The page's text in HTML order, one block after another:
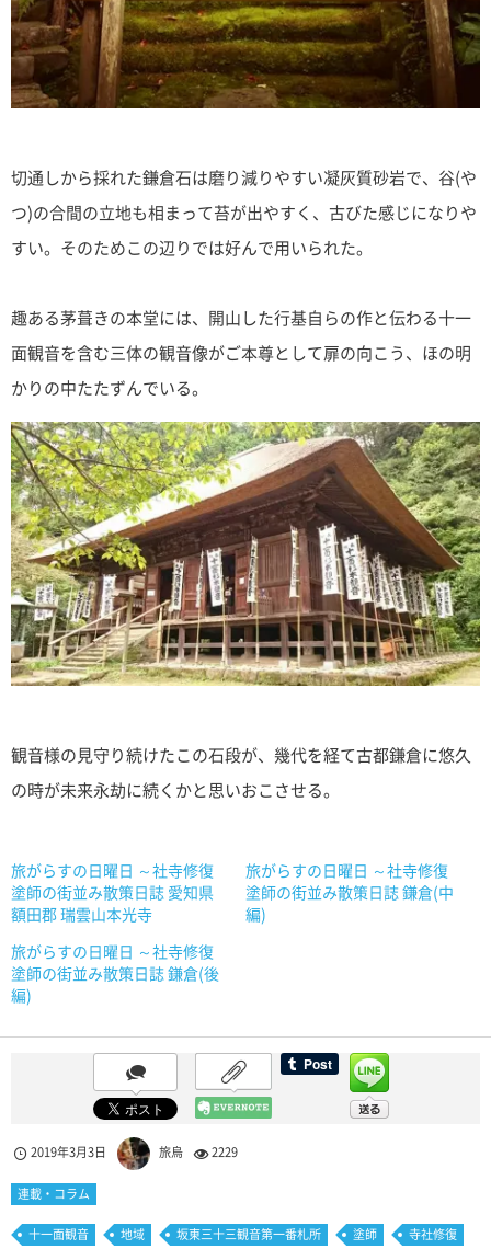
切通しから採れた鎌倉石は磨り減りやすい凝灰質砂岩で、谷(や
つ)の合間の立地も相まって苔が出やすく、古びた感じになりや
すい。そのためこの辺りでは好んで用いられた。
趣ある茅葺きの本堂には、開山した行基自らの作と伝わる十一
面観音を含む三体の観音像がご本尊として扉の向こう、ほの明
かりの中たたずんでいる。
観音様の見守り続けたこの石段が、幾代を経て古都鎌倉に悠久
の時が未来永劫に続くかと思いおこさせる。
旅がらすの日曜日 ～社寺修復
塗師の街並み散策日誌 愛知県
額田郡 瑞雲山本光寺
旅がらすの日曜日 ～社寺修復
塗師の街並み散策日誌 鎌倉(中
編)
旅がらすの日曜日 ～社寺修復
塗師の街並み散策日誌 鎌倉(後
編)
2019年3月3日 旅烏 2229
連載・コラム
十一面観音 地域 坂東三十三観音第一番札所 塗師 寺社修復